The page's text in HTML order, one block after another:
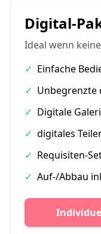
Digital-
Ideal wenn
✓ Einfache
✓ Unbegrenzte
✓ Digitale
✓ digitales
✓ Requisiten-
✓ Auf-/Abbau